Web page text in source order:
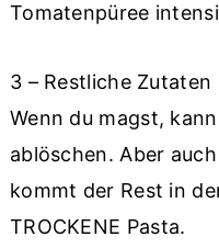
Tomatenpüree
3 – Restliche
Wenn du magst,
ablöschen. Aber
kommt der Rest in
TROCKENE Pasta.